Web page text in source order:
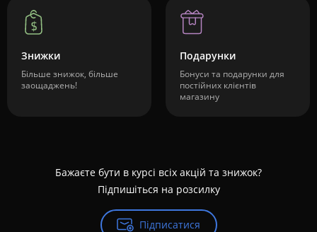
Знижки
Більше знижок, більше
заощаджень!
Подарунки
Бонуси та подарунки для
постійних клієнтів
магазину
Бажаєте бути в курсі всіх акцій та знижок?
Підпишіться на розсилку
Підписатися